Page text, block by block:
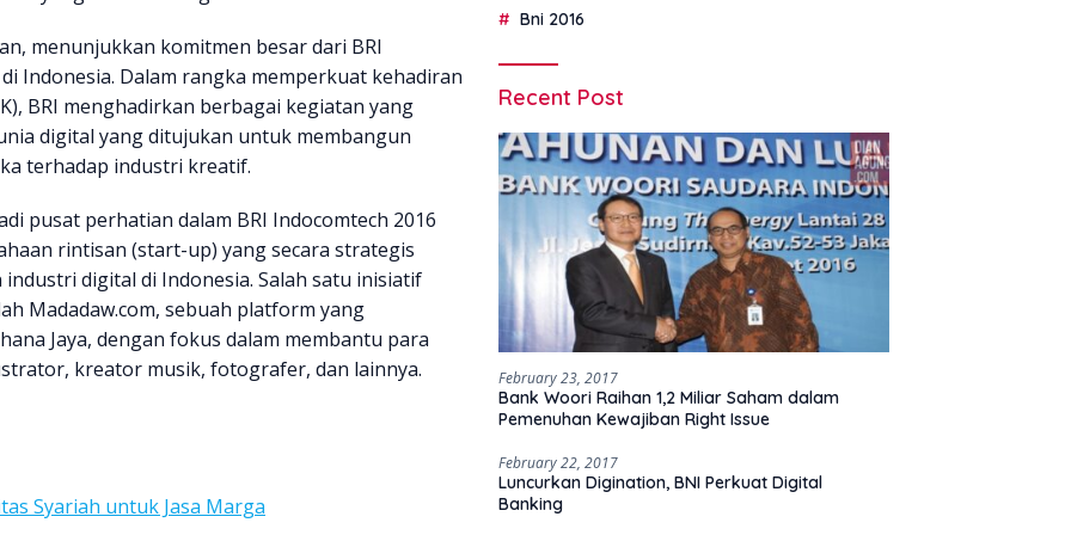
menunjukkan komitmen besar dari BRI
Indonesia. Dalam rangka memperkuat kehadiran
BRI menghadirkan berbagai kegiatan yang
digital yang ditujukan untuk membangun
terhadap industri kreatif.
pusat perhatian dalam BRI Indocomtech 2016
rintisan (start-up) yang secara strategis
digital di Indonesia. Salah satu inisiatif
Madadaw.com, sebuah platform yang
Jaya, dengan fokus dalam membantu para
kreator musik, fotografer, dan lainnya.
Syariah untuk Jasa Marga
Bni 2016
Recent Post
February 23, 2017
Bank Woori Raihan 1,2 Miliar Saham dalam
Pemenuhan Kewajiban Right Issue
February 22, 2017
Luncurkan Digination, BNI Perkuat Digital
Banking